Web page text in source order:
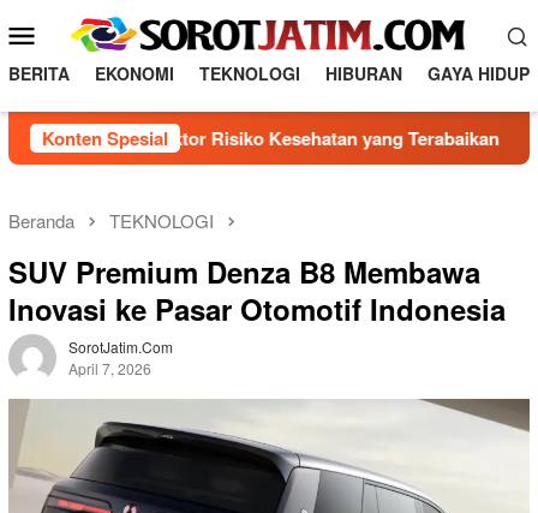
o
a
e
u
M
b
i
l
e
BERITA EKONOMI TEKNOLOGI HIBURAN GAYA HIDUP
Konten Spesial
5 Faktor Risiko Kesehatan yang Terabaikan
Beranda TEKNOLOGI
SUV Premium Denza B8 Membawa
Inovasi ke Pasar Otomotif Indonesia
SorotJatim.com
April 7, 2026